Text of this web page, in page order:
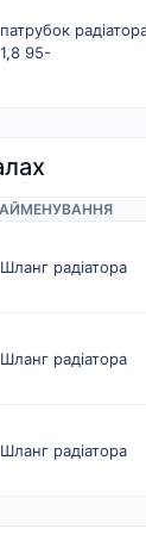
патрубок
1,8 95-
Шланг радіатора
Шланг радіатора
Шланг радіатора